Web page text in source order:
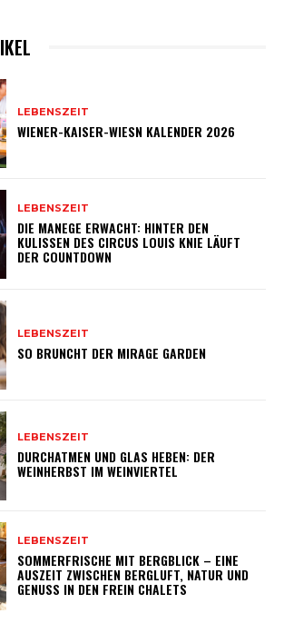
LEBENSZEIT
WIENER-KAISER-WIESN KALENDER 2026
LEBENSZEIT
DIE MANEGE ERWACHT: HINTER DEN
KULISSEN DES CIRCUS LOUIS KNIE LÄUFT
DER COUNTDOWN
LEBENSZEIT
SO BRUNCHT DER MIRAGE GARDEN
LEBENSZEIT
DURCHATMEN UND GLAS HEBEN: DER
WEINHERBST IM WEINVIERTEL
LEBENSZEIT
SOMMERFRISCHE MIT BERGBLICK – EINE
AUSZEIT ZWISCHEN BERGLUFT, NATUR UND
GENUSS IN DEN FREIN CHALETS